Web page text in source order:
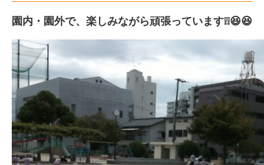
園内・園外で、楽しみながら頑張っています❕❕😆😆